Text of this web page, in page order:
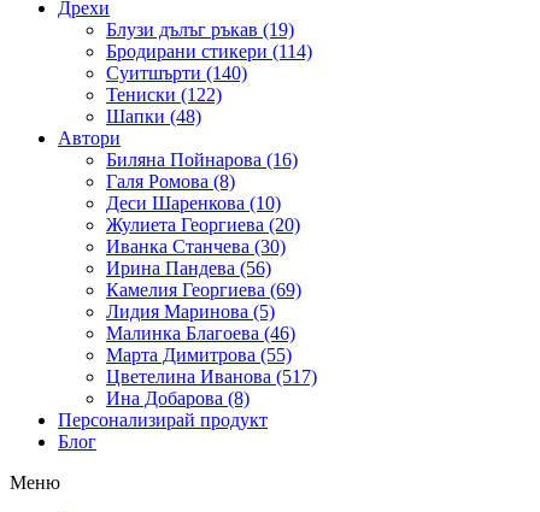
Дрехи
Блузи дълъг ръкав (19)
Бродирани стикери (114)
Суитшърти (140)
Тениски (122)
Шапки (48)
Автори
Биляна Пойнарова (16)
Галя Ромова (8)
Деси Шаренкова (10)
Жулиета Георгиева (20)
Иванка Станчева (30)
Ирина Пандева (56)
Камелия Георгиева (69)
Лидия Маринова (5)
Малинка Благоева (46)
Марта Димитрова (55)
Цветелина Иванова (517)
Ина Добарова (8)
Персонализирай продукт
Блог
Меню